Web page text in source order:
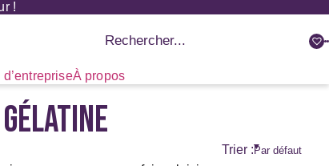
!
À propos
Recherche
produits
Trier :